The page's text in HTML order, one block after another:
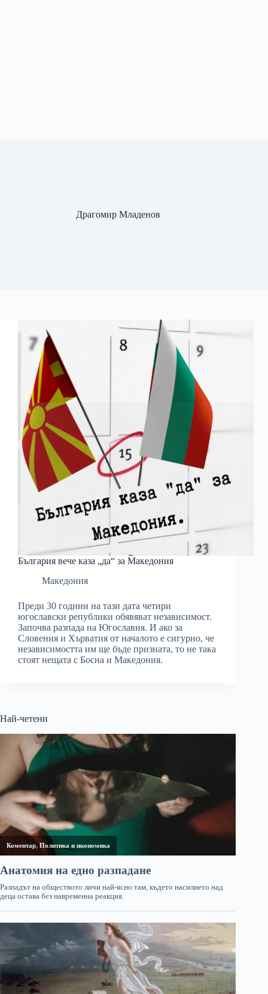
Драгомир Младенов
България вече каза „да“ за Македония
Македония
Преди 30 години на тази дата четири
югославски републики обявяват независимост.
Започва разпада на Югославия. И ако за
Словения и Хърватия от началото е сигурно, че
независимостта им ще бъде призната, то не така
стоят нещата с Босна и Македония.
Най-четени